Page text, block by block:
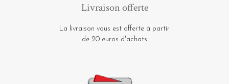
Livraison offerte
La livraison vous est offerte à partir
de 20 euros d'achats